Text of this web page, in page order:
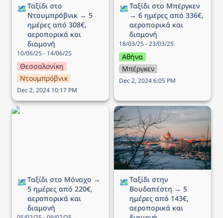
🗺️Ταξίδι στο
Ντουμπρόβνικ → 5
ημέρες από 308€,
αεροπορικά και
διαμονή
10/06/25 - 14/06/25
Θεσσαλονίκη
Ντουμπρόβνικ
Dec 2, 2024 10:17 PM
🗺️Ταξίδι στo Μπέργκεν
→ 6 ημέρες από 336€,
αεροπορικά και
διαμονή
18/03/25 - 23/03/25
Αθήνα
Μπέργκεν
Dec 2, 2024 6:05 PM
Ταξίδι στο Μόναχο → 5
🗺️Ταξίδι στο Μόναχο →
5 ημέρες από 220€,
αεροπορικά και
διαμονή
Ταξίδι στην Βουδαπέστη
→ 5 ημέρες από 143€,
αεροπορικά και διαμονή
🗺️Ταξίδι στην
Βουδαπέστη → 5
ημέρες από 143€,
αεροπορικά και